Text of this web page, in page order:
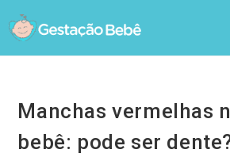
to
content
Manchas vermelhas
bebê: pode ser